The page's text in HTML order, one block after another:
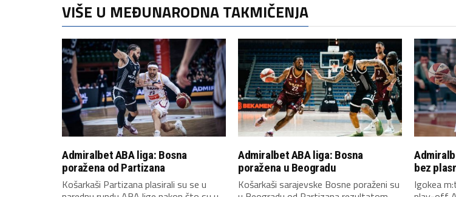
VIŠE U MEĐUNARODNA TAKMIČENJA
Admiralbet ABA liga: Bosna
poražena od Partizana
Košarkaši Partizana plasirali su se u
Admiralbet ABA liga: Bosna
poražena u Beogradu
Košarkaši sarajevske Bosne poraženi su
bez
Igokea